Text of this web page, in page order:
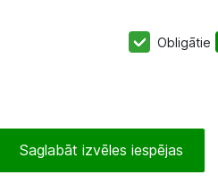
Obligātie
Saglabāt izvēles iespējas